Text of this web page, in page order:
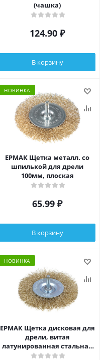
(чашка)
124.90 ₽
В корзину
НОВИНКА
ЕРМАК Щетка металл. со
шпилькой для дрели
100мм, плоская
65.99 ₽
В корзину
НОВИНКА
ЕРМАК Щетка дисковая для
дрели, витая
латунированная стальная
проволока 0,3мм, 100мм